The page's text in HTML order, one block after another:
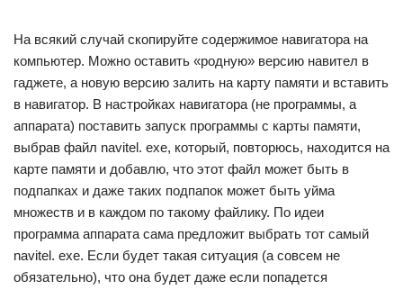
На всякий случай скопируйте содержимое навигатора на
компьютер. Можно оставить «родную» версию навител в
гаджете, а новую версию залить на карту памяти и вставить
в навигатор. В настройках навигатора (не программы, а
аппарата) поставить запуск программы с карты памяти,
выбрав файл navitel. exe, который, повторюсь, находится на
карте памяти и добавлю, что этот файл может быть в
подпапках и даже таких подпапок может быть уйма
множеств и в каждом по такому файлику. По идеи
программа аппарата сама предложит выбрать тот самый
navitel. exe. Если будет такая ситуация (а совсем не
обязательно), что она будет даже если попадется